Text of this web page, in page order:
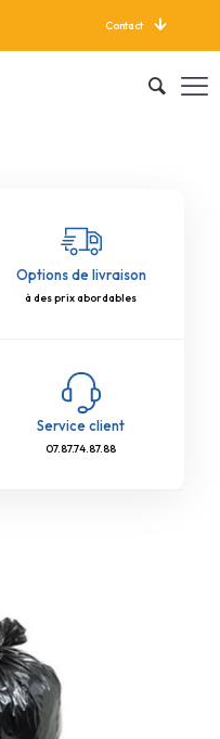
Contact
Options de livraison
à des prix abordables
Service client
07.87.74.87.88